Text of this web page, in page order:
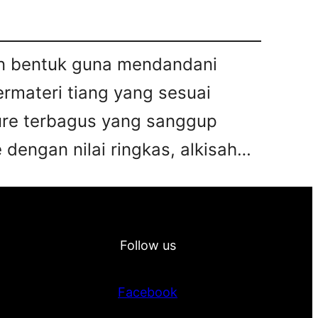
bentuk guna mendandani
tiang yang sesuai
terbagus yang sanggup
nilai ringkas, alkisah…
Follow us
Facebook